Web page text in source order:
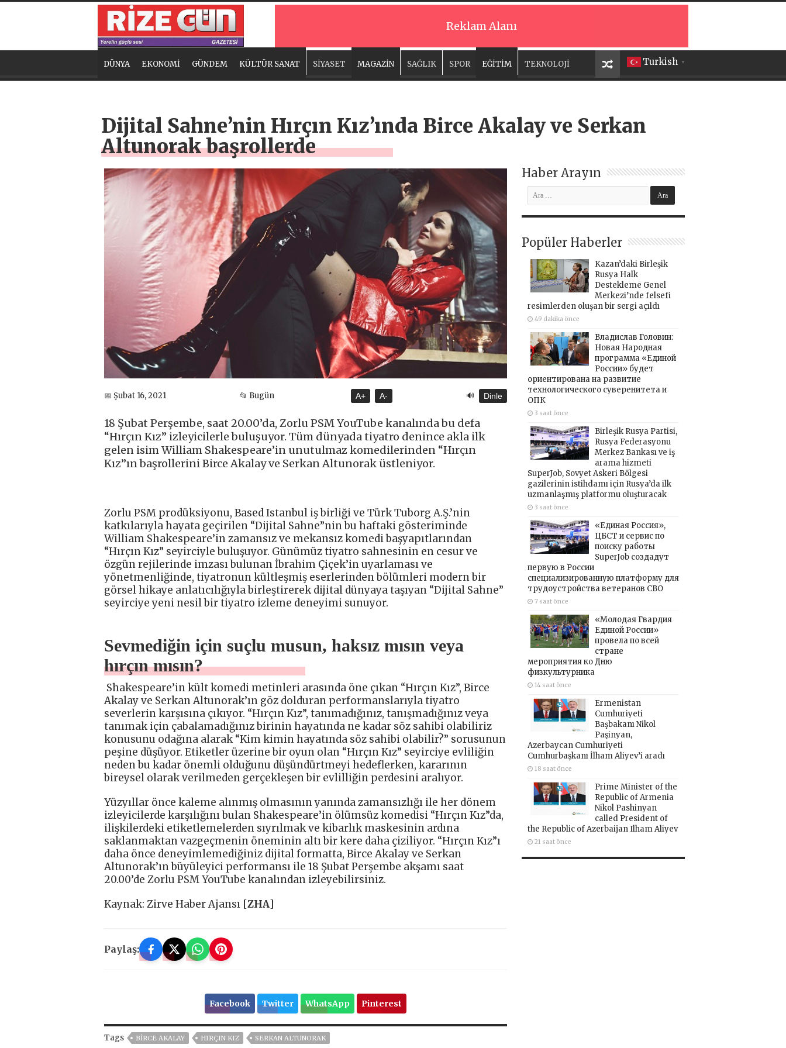
Reklam Alanı
Turkish ▼
DÜNYA EKONOMİ GÜNDEM KÜLTÜR SANAT SİYASET MAGAZİN SAĞLIK SPOR EĞİTİM TEKNOLOJİ
Dijital Sahne’nin Hırçın Kız’ında Birce Akalay ve Serkan
Altunorak başrollerde
📅 Şubat 16, 2021 📂 Bugün A+ A- 🔊 Dinle
18 Şubat Perşembe, saat 20.00’da, Zorlu PSM YouTube kanalında bu defa
“Hırçın Kız” izleyicilerle buluşuyor. Tüm dünyada tiyatro denince akla ilk
gelen isim William Shakespeare’in unutulmaz komedilerinden “Hırçın
Kız”ın başrollerini Birce Akalay ve Serkan Altunorak üstleniyor.
Zorlu PSM prodüksiyonu, Based Istanbul iş birliği ve Türk Tuborg A.Ş.’nin
katkılarıyla hayata geçirilen “Dijital Sahne”nin bu haftaki gösteriminde
William Shakespeare’in zamansız ve mekansız komedi başyapıtlarından
“Hırçın Kız” seyirciyle buluşuyor. Günümüz tiyatro sahnesinin en cesur ve
özgün rejilerinde imzası bulunan İbrahim Çiçek’in uyarlaması ve
yönetmenliğinde, tiyatronun kültleşmiş eserlerinden bölümleri modern bir
görsel hikaye anlatıcılığıyla birleştirerek dijital dünyaya taşıyan “Dijital Sahne”
seyirciye yeni nesil bir tiyatro izleme deneyimi sunuyor.
Sevmediğin için suçlu musun, haksız mısın veya
hırçın mısın?
Shakespeare’in kült komedi metinleri arasında öne çıkan “Hırçın Kız”, Birce
Akalay ve Serkan Altunorak’ın göz dolduran performanslarıyla tiyatro
severlerin karşısına çıkıyor. “Hırçın Kız”, tanımadığınız, tanışmadığınız veya
tanımak için çabalamadığınız birinin hayatında ne kadar söz sahibi olabiliriz
konusunu odağına alarak “Kim kimin hayatında söz sahibi olabilir?” sorusunun
peşine düşüyor. Etiketler üzerine bir oyun olan “Hırçın Kız” seyirciye evliliğin
neden bu kadar önemli olduğunu düşündürtmeyi hedeflerken, kararının
bireysel olarak verilmeden gerçekleşen bir evlilliğin perdesini aralıyor.
Yüzyıllar önce kaleme alınmış olmasının yanında zamansızlığı ile her dönem
izleyicilerde karşılığını bulan Shakespeare’in ölümsüz komedisi “Hırçın Kız”da,
ilişkilerdeki etiketlemelerden sıyrılmak ve kibarlık maskesinin ardına
saklanmaktan vazgeçmenin öneminin altı bir kere daha çiziliyor. “Hırçın Kız”ı
daha önce deneyimlemediğiniz dijital formatta, Birce Akalay ve Serkan
Altunorak’ın büyüleyici performansı ile 18 Şubat Perşembe akşamı saat
20.00’de Zorlu PSM YouTube kanalından izleyebilirsiniz.
Kaynak: Zirve Haber Ajansı [ZHA]
Paylaş:
Facebook Twitter WhatsApp Pinterest
Tags BIRCE AKALAY HIRÇIN KIZ SERKAN ALTUNORAK
Haber Arayın
Popüler Haberler
Kazan’daki Birleşik
Rusya Halk
Destekleme Genel
Merkezi’nde felsefi
resimlerden oluşan bir sergi açıldı
49 dakika önce
Владислав Головин:
Новая Народная
программа «Единой
России» будет
ориентирована на развитие
технологического суверенитета и
ОПК
3 saat önce
Birleşik Rusya Partisi,
Rusya Federasyonu
Merkez Bankası ve iş
arama hizmeti
SuperJob, Sovyet Askeri Bölgesi
gazilerinin istihdamı için Rusya’da ilk
uzmanlaşmış platformu oluşturacak
3 saat önce
«Единая Россия»,
ЦБСТ и сервис по
поиску работы
SuperJob создадут
первую в России
специализированную платформу для
трудоустройства ветеранов СВО
7 saat önce
«Молодая Гвардия
Единой России»
провела по всей
стране
мероприятия ко Дню
физкультурника
14 saat önce
Ermenistan
Cumhuriyeti
Başbakanı Nikol
Paşinyan,
Azerbaycan Cumhuriyeti
Cumhurbaşkanı İlham Aliyev’i aradı
18 saat önce
Prime Minister of the
Republic of Armenia
Nikol Pashinyan
called President of
the Republic of Azerbaijan Ilham Aliyev
21 saat önce